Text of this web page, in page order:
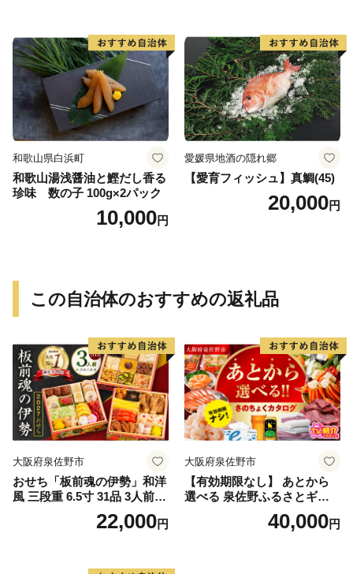
取り寄せグルメ 魚醤 ナンプ
ラー 愛知県 小牧市 冷凍 送料
無料
和歌山県白浜町
和歌山湯浅醤油と鰹だし香る
珍味 数の子 100g×2パック
10,000円
愛媛県地酒の隠れ郷
【愛育フィッシュ】真鯛(45)
20,000円
この自治体のおすすめの返礼品
大阪府泉佐野市
おせち「板前魂の伊勢」和洋
風 三段重 6.5寸 31品 3人前
【1位獲得 おせち料理 板前魂
贅沢おせち お節 惣菜 冷凍 先
22,000円
大阪府泉佐野市
【有効期限なし】 あとから
選べる 泉佐野ふるさとギフ
ト（寄附40,000円コース）
【4000品以上掲載 高評価 カ
40,000円